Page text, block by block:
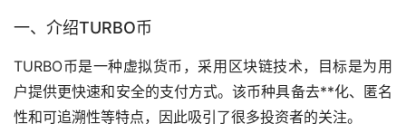
一、介绍TURBO币
TURBO币是一种虚拟货币 ，采用区块链技术，目标是为用
户提供更快速和安全的支付方式。该币种具备去**化、匿名
性和可追溯性等特点，因此吸引了很多投资者的关注。